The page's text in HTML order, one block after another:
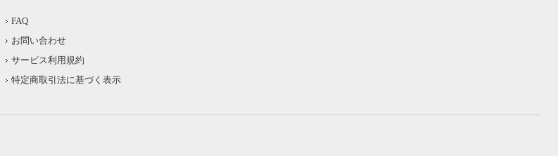
FAQ
お問い合わせ
サービス利用規約
特定商取引法に基づく表示